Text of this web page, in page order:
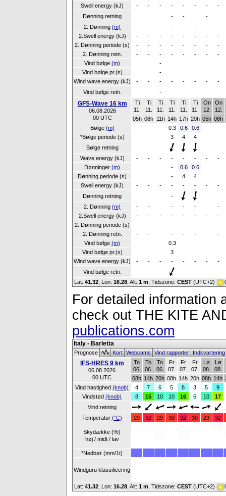
Swell energy (kJ)
- - - - - - -
-
Dønning retning
- -
-
2. Dønning (m) - - - - - - -
-
2.Swell energy (kJ)
- - - - - - -
-
2. Dønning periode (s)
- - - - - - -
-
2. Dønning retn.
- - - - - - -
-
Vind bølge (m)
-
Vind bølge pr.(s)
-
Wind wave energy (kJ)
- - - - - - -
-
Vind bølge retn.
-
GFS-Wave 16 km
06.08.2026
00 UTC
Ti
11.
Ti
11.
Ti
11.
Ti
11.
Ti
11.
Ti
11.
On
12.
On
12.
05h 08h 11h 14h 17h 20h 05h 08h
Bølge (m) 0.3 0.6
0.6
*Bølge periode (s)
3 4
4
Bølge retning
Wave energy (kJ)
- - - - - - -
-
Dønninger (m) - 0.6
0.6
Dønning periode (s)
- 4
4
Swell energy (kJ)
- - - - - - -
-
Dønning retning
-
2. Dønning (m) - - - - -
-
2.Swell energy (kJ)
- - - - - - -
-
2. Dønning periode (s)
- - - - -
-
2. Dønning retn.
- - - - -
-
Vind bølge (m)
0.3
Vind bølge pr.(s)
3
Wind wave energy (kJ)
- - - - - - -
-
Vind bølge retn.
Lat: 41.32 , Lon: 16.28 Alt: 1 m , Tidszone: CEST (UTC+2)
For detailed information
check out THE KITE
publications.com
Italy - Barletta
Prognose KortWebcamsVind rapporterIndkvartering
IFS-HRES 9 km
06.08.2026
00 UTC
To
06.
To
06.
To
06.
Fr
07.
Fr
07.
Fr
07.
Lø
08.
Lø
08.
08h 14h 20h 08h 14h 20h 08h 14h
Vind hastighed (knob) 4 7 6 5 8 3 5
9
Vindstød (knob) 8 15 10 10 16 6 10
17
Vind retning
Temperatur (°C) 29 32 29 30 32 30 29 32
Skydække (%)
høj / midt / lav
*Nedbør (mm/1t)
Windguru klassificering
Lat: 41.32 , Lon: 16.28 Alt: 1 m , Tidszone: CEST (UTC+2)